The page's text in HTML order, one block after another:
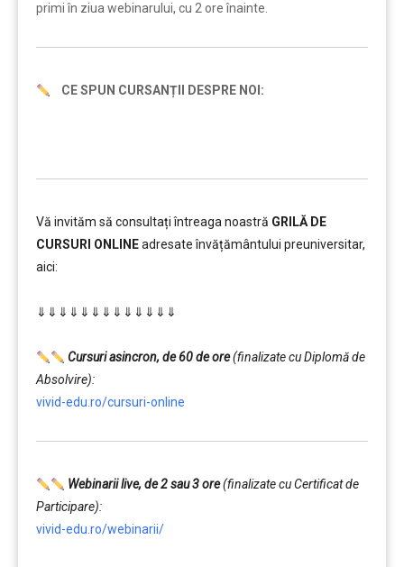
primi în ziua webinarului, cu 2 ore înainte.
CE SPUN CURSANȚII DESPRE NOI:
Vă invităm să consultați întreaga noastră GRILĂ DE
CURSURI ONLINEadresate învățământului preuniversitar,
aici:
⇓⇓⇓⇓⇓⇓⇓⇓⇓⇓⇓⇓⇓
Cursuri asincron, de 60 de ore(finalizate cu Diplomă de
Absolvire):
vivid-edu.ro/cursuri-online
Webinarii live, de 2 sau 3 ore(finalizate cu Certificat de
Participare):
vivid-edu.ro/webinarii/